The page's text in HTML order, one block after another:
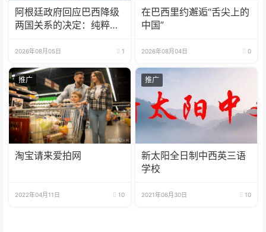
阿根廷政府回应巴西降级
两国关系的决定：纯粹意
2026年08月05日 1
在巴西里约邂逅“舌尖上的
中国”
2026年08月04日 0
推广
淘宝请来爱拍网
2022年04月11日 10
推广
新太阳全日制中西英三语
学校
2021年06月30日 10